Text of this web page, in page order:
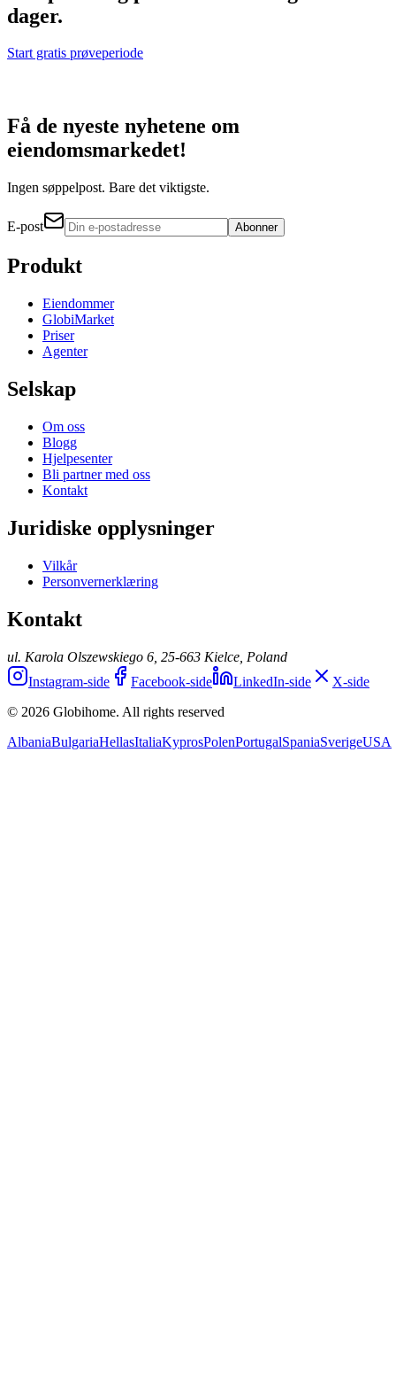
dager.
Start gratis prøveperiode
Få de nyeste nyhetene om
eiendomsmarkedet!
Ingen søppelpost. Bare det viktigste.
E-post Abonner
Produkt
Eiendommer
GlobiMarket
Priser
Agenter
Selskap
Om oss
Blogg
Hjelpesenter
Bli partner med oss
Kontakt
Juridiske opplysninger
Vilkår
Personvernerklæring
Kontakt
ul. Karola Olszewskiego 6, 25-663 Kielce, Poland
Instagram-side
Facebook-side LinkedIn-side
X-side
© 2026 Globihome. All rights reserved
AlbaniaBulgariaHellasItaliaKyprosPolenPortugalSpaniaSverigeUSA